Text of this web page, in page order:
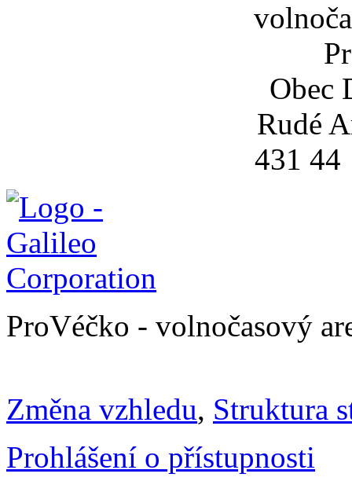
Obec
Rudé
431
ProVéčko - volnočasový
Změna vzhledu, Struktura
Prohlášení o přístupnosti